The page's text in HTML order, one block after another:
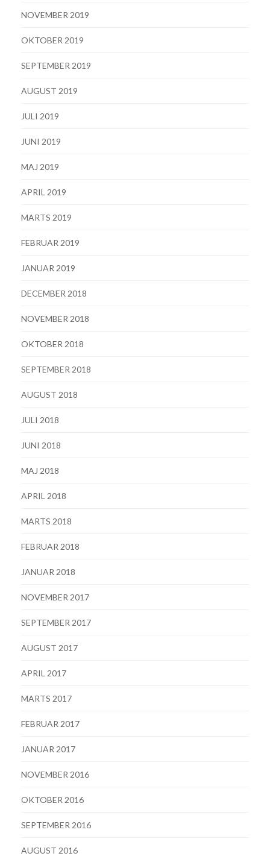
NOVEMBER 2019
OKTOBER 2019
SEPTEMBER 2019
AUGUST 2019
JULI 2019
JUNI 2019
MAJ 2019
APRIL 2019
MARTS 2019
FEBRUAR 2019
JANUAR 2019
DECEMBER 2018
NOVEMBER 2018
OKTOBER 2018
SEPTEMBER 2018
AUGUST 2018
JULI 2018
JUNI 2018
MAJ 2018
APRIL 2018
MARTS 2018
FEBRUAR 2018
JANUAR 2018
NOVEMBER 2017
SEPTEMBER 2017
AUGUST 2017
APRIL 2017
MARTS 2017
FEBRUAR 2017
JANUAR 2017
NOVEMBER 2016
OKTOBER 2016
SEPTEMBER 2016
AUGUST 2016